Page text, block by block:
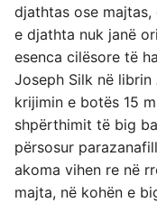
djathtas ose
e djathta nuk janë
esenca cilësore të
Joseph Silk në librin
krijimin e botës 15
shpërthimit të big
përsosur
akoma vihen re në
majta, në kohën e